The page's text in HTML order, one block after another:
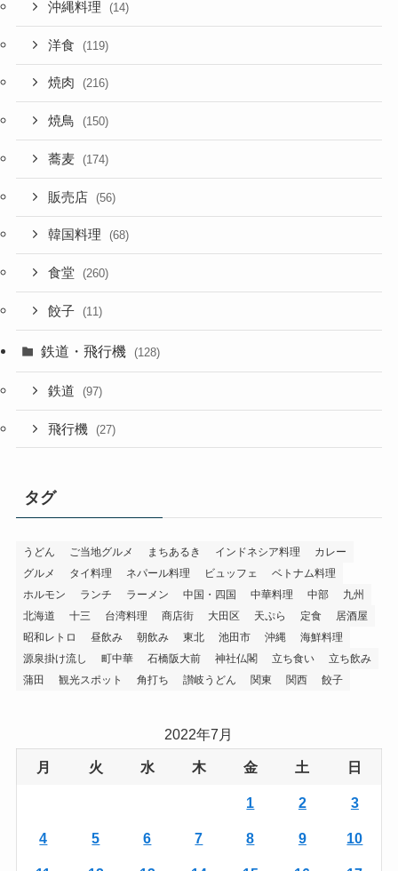
沖縄料理 (14)
洋食 (119)
焼肉 (216)
焼鳥 (150)
蕎麦 (174)
販売店 (56)
韓国料理 (68)
食堂 (260)
餃子 (11)
鉄道・飛行機 (128)
鉄道 (97)
飛行機 (27)
タグ
うどん ご当地グルメ まちあるき インドネシア料理
カレー
グルメ
タイ料理 ネパール料理 ビュッフェ
ベトナム料理
ホルモン
ランチ ラーメン 中国・四国 中華料理 中部
九州
北海道
十三 台湾料理 商店街 大田区 天ぷら 定食
居酒屋
昭和レトロ
昼飲み 朝飲み 東北 池田市 沖縄
海鮮料理
源泉掛け流し
町中華 石橋阪大前 神社仏閣 立ち食い
立ち飲み
蒲田
観光スポット 角打ち 讃岐うどん 関東 関西 餃子
2022年7月
月 火 水 木 金 土 日
1 2 3
4 5 6 7 8 9 10